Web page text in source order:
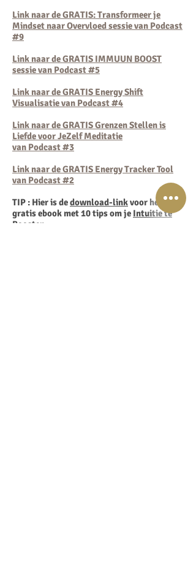
Link naar de GRATIS: Transformeer je
Mindset naar Overvloed sessie van Podcast
#9
Link naar de GRATIS IMMUUN BOOST
sessie van Podcast #5
Link naar de GRATIS Energy Shift
Visualisatie van Podcast #4
Link naar de GRATIS Grenzen Stellen is
Liefde voor JeZelf Meditatie
van Podcast #3
Link naar de GRATIS Energy Tracker Tool
van Podcast #2
TIP : Hier is dedownload-linkvoor het
gratis ebook met 10 tips om je Intuitie te
Boosten: